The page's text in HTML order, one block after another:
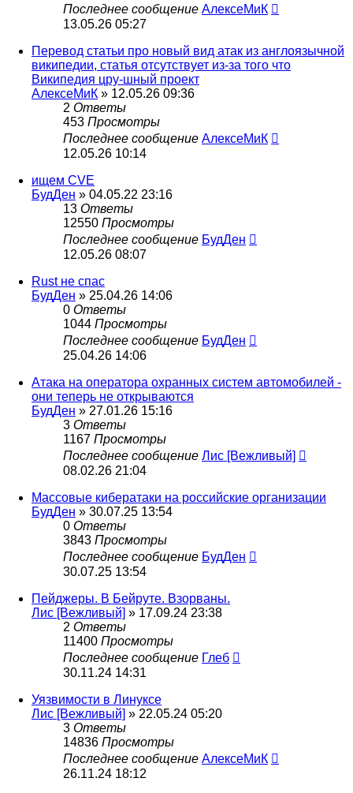
Последнее сообщение АлексеМиК
13.05.26 05:27
Перевод статьи про новый вид атак из англоязычной
википедии, статья отсутствует из-за того что
Википедия цру-шный проект
АлексеМиК » 12.05.26 09:36
2 Ответы
453 Просмотры
Последнее сообщение АлексеМиК
12.05.26 10:14
ищем CVE
БудДен » 04.05.22 23:16
13 Ответы
12550 Просмотры
Последнее сообщение БудДен
12.05.26 08:07
Rust не спас
БудДен » 25.04.26 14:06
0 Ответы
1044 Просмотры
Последнее сообщение БудДен
25.04.26 14:06
Атака на оператора охранных систем автомобилей -
они теперь не открываются
БудДен » 27.01.26 15:16
3 Ответы
1167 Просмотры
Последнее сообщение Лис [Вежливый]
08.02.26 21:04
Массовые кибератаки на российские организации
БудДен » 30.07.25 13:54
0 Ответы
3843 Просмотры
Последнее сообщение БудДен
30.07.25 13:54
Пейджеры. В Бейруте. Взорваны.
Лис [Вежливый] » 17.09.24 23:38
2 Ответы
11400 Просмотры
Последнее сообщение Глеб
30.11.24 14:31
Уязвимости в Линуксе
Лис [Вежливый] » 22.05.24 05:20
3 Ответы
14836 Просмотры
Последнее сообщение АлексеМиК
26.11.24 18:12